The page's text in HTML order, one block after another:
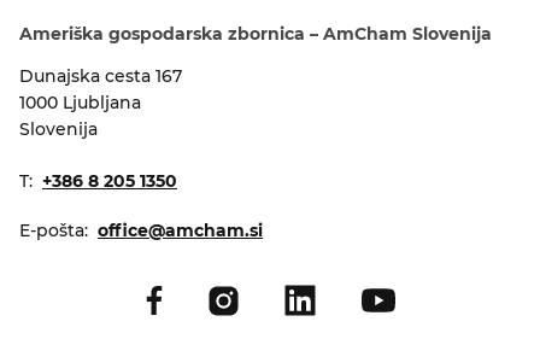
GALERIJA
Ameriška gospodarska zbornica – AmCham Slovenija
Dunajska cesta 167
1000 Ljubljana
Slovenija
T: +386 8 205 1350
E-pošta: office@amcham.si